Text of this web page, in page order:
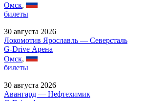
Омск,
билеты
30 августа 2026
Локомотив Ярославль — Северсталь
G-Drive Арена
Омск,
билеты
30 августа 2026
Авангард — Нефтехимик